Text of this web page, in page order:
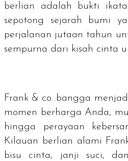
berlian adalah bukti
sepotong sejarah bumi
perjalanan jutaan tahun
sempurna dari kisah cinta
Frank & co. bangga
momen berharga Anda,
hingga perayaan
Kilauan berlian alami
bisu cinta, janji suci,